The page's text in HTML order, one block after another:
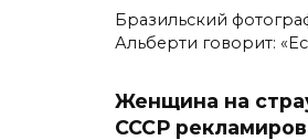
Бразильский
Альберти говорит:
Женщина на
СССР